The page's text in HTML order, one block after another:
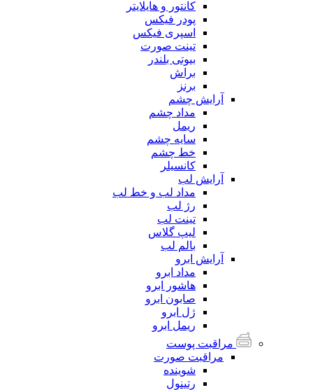
کانتور و هایلایتر
پودر فیکس
اسپری فیکس
تینت صورت
بیوتی بلندر
براش
برنز
آرایش چشم
مداد چشم
ریمل
سایه چشم
خط چشم
کانسیلر
آرایش لب
مداد لب و خط لب
رژ لب
تینت لب
لیپ گلاس
بالم لب
آرایش ابرو
مداد ابرو
هاشور ابرو
صابون ابرو
ژل ابرو
ریمل ابرو
مراقبت پوست
مراقبت صورت
شوینده
رتینول